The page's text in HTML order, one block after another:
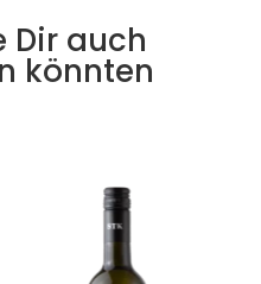
Dir auch
könnten